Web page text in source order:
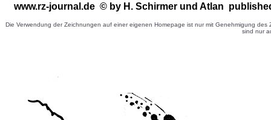
www.rz-journal.de © by H. Schirmer und Atlan
Die Verwendung der Zeichnungen auf einer eigenen Homepage ist nur mit Genehmigung
sind nur